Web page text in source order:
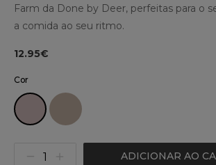
Farm da Done by Deer, perfeitas para o
a comida ao seu ritmo.
12.95€
Cor
ADICIONAR AO